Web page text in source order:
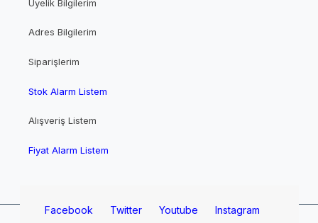
Üyelik Bilgilerim
Adres Bilgilerim
Siparişlerim
Stok Alarm Listem
Alışveriş Listem
Fiyat Alarm Listem
Facebook Twitter Youtube Instagram